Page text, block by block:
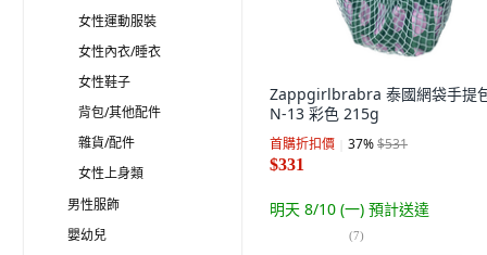
女性運動服裝
女性內衣/睡衣
女性鞋子
背包/其他配件
雜貨/配件
女性上身類
男性服飾
嬰幼兒
Zappgirlbrabra 泰國網袋手提
N-13 彩色 215g
首購折扣價 37%$531
$331
明天 8/10 (一) 預計送達
(7)